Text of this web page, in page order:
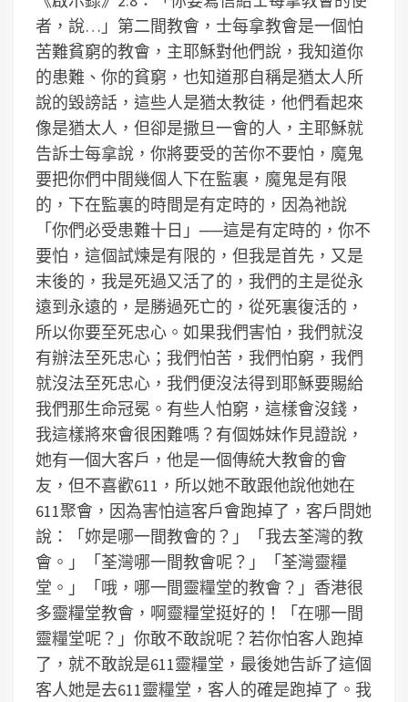
者，說…」第二間教會，士每拿教會是一個怕
苦難貧窮的教會，主耶穌對他們說，我知道你
的患難、你的貧窮，也知道那自稱是猶太人所
說的毀謗話，這些人是猶太教徒，他們看起來
像是猶太人，但卻是撒旦一會的人，主耶穌就
告訴士每拿說，你將要受的苦你不要怕，魔鬼
要把你們中間幾個人下在監裏，魔鬼是有限
的，下在監裏的時間是有定時的，因為祂說
「你們必受患難十日」──這是有定時的，你不
要怕，這個試煉是有限的，但我是首先，又是
末後的，我是死過又活了的，我們的主是從永
遠到永遠的，是勝過死亡的，從死裏復活的，
所以你要至死忠心。如果我們害怕，我們就沒
有辦法至死忠心；我們怕苦，我們怕窮，我們
就沒法至死忠心，我們便沒法得到耶穌要賜給
我們那生命冠冕。有些人怕窮，這樣會沒錢，
我這樣將來會很困難嗎？有個姊妹作見證說，
她有一個大客戶，他是一個傳統大教會的會
友，但不喜歡611，所以她不敢跟他說他她在
611聚會，因為害怕這客戶會跑掉了，客戶問她
說：「妳是哪一間教會的？」「我去荃灣的教
會。」「荃灣哪一間教會呢？」「荃灣靈糧
堂。」「哦，哪一間靈糧堂的教會？」香港很
多靈糧堂教會，啊靈糧堂挺好的！「在哪一間
靈糧堂呢？」你敢不敢說呢？若你怕客人跑掉
了，就不敢說是611靈糧堂，最後她告訴了這個
客人她是去611靈糧堂，客人的確是跑掉了。我